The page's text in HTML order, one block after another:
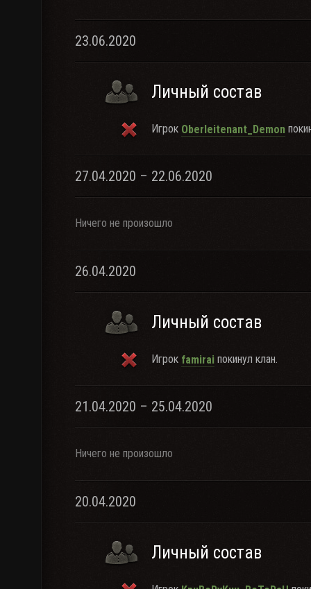
23.06.2020
Личный состав
Игрок Oberleitenant_Demon
27.04.2020 – 22.06.2020
Ничего не произошло
26.04.2020
Личный состав
Игрок famirai покинул клан.
21.04.2020 – 25.04.2020
Ничего не произошло
20.04.2020
Личный состав